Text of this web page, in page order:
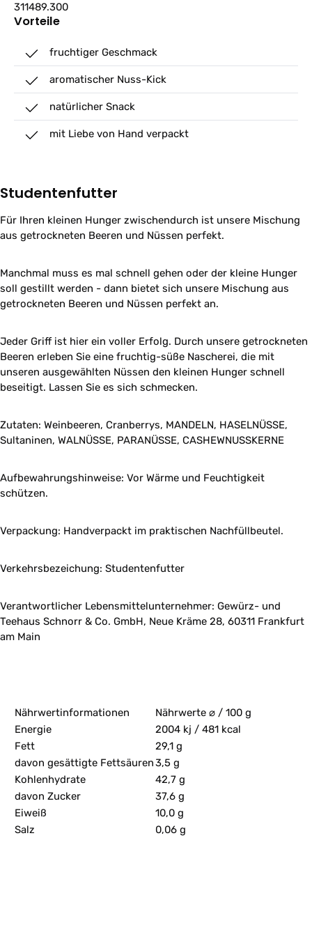
311489.300
Vorteile
fruchtiger Geschmack
aromatischer Nuss-Kick
natürlicher Snack
mit Liebe von Hand verpackt
Studentenfutter
Für Ihren kleinen Hunger zwischendurch ist unsere Mischung
aus getrockneten Beeren und Nüssen perfekt.
Manchmal muss es mal schnell gehen oder der kleine Hunger
soll gestillt werden - dann bietet sich unsere Mischung aus
getrockneten Beeren und Nüssen perfekt an.
Jeder Griff ist hier ein voller Erfolg. Durch unsere getrockneten
Beeren erleben Sie eine fruchtig-süße Nascherei, die mit
unseren ausgewählten Nüssen den kleinen Hunger schnell
beseitigt. Lassen Sie es sich schmecken.
Zutaten: Weinbeeren, Cranberrys, MANDELN, HASELNÜSSE,
Sultaninen, WALNÜSSE, PARANÜSSE, CASHEWNUSSKERNE
Aufbewahrungshinweise: Vor Wärme und Feuchtigkeit
schützen.
Verpackung: Handverpackt im praktischen Nachfüllbeutel.
Verkehrsbezeichung: Studentenfutter
Verantwortlicher Lebensmittelunternehmer: Gewürz- und
Teehaus Schnorr & Co. GmbH, Neue Kräme 28, 60311 Frankfurt
am Main
Nährwertinformationen
Nährwerte ⌀ / 100 g
Energie
2004 kj / 481 kcal
Fett
29,1 g
davon gesättigte Fettsäuren3,5 g
Kohlenhydrate
42,7 g
davon Zucker
37,6 g
Eiweiß
10,0 g
Salz
0,06 g